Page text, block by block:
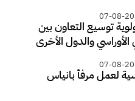
07-08-
توسيع التعاون بين
الأوراسي والدول الأخرى
07-08-
لعمل مرفأ بانياس